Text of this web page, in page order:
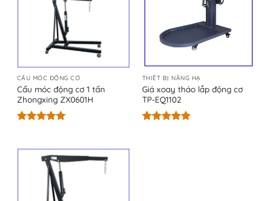
CẨU MÓC ĐỘNG CƠ
Cẩu móc động cơ 1 tấn
Zhongxing ZX0601H
5 sao
THIẾT BỊ NÂNG HẠ
Giá xoay tháo lắp động cơ
TP-EQ1102